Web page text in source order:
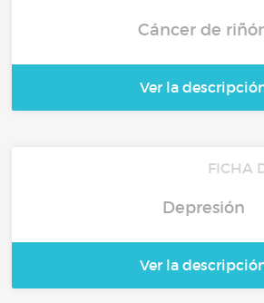
Cáncer de
Ver la
FICHA
Depresión
Ver la